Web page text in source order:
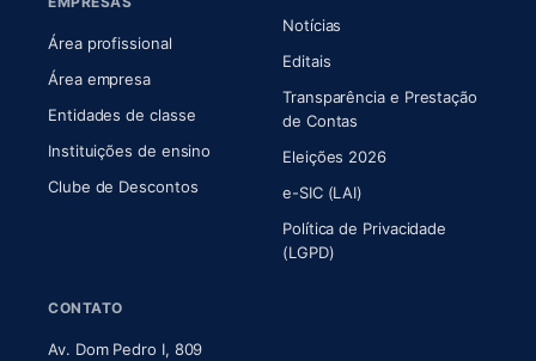
Área profissional
Área empresa
Entidades de classe
Instituições de ensino
Clube de Descontos
Notícias
Editais
Transparência e Prestação
de Contas
Eleições 2026
e-SIC (LAI)
Política de Privacidade
(LGPD)
CONTATO
Av. Dom Pedro I, 809